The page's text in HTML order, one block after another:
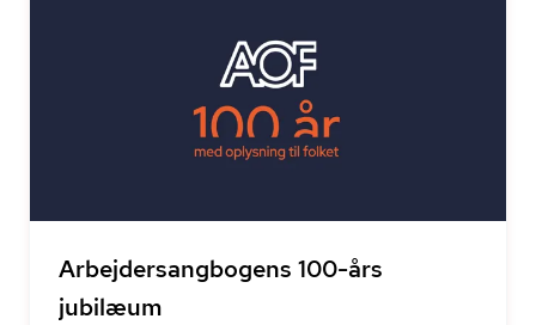
Arbejdersangbogens 100-års
jubilæum